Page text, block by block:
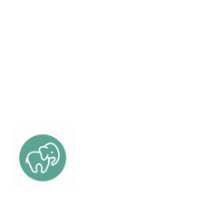
MARY'S
LAMPKI
BUDZIKI